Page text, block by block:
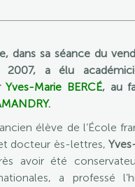
dans sa séance du
2007, a élu
Yves-Marie BERCÉ, au
.
élève de l’École
docteur ès-lettres,
avoir été
a professé